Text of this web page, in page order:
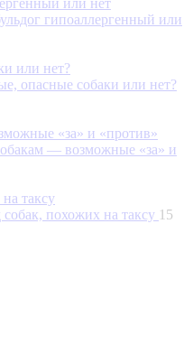
гипоаллергенный или
опасные собаки или нет?
— возможные «за» и
похожих на таксу 15